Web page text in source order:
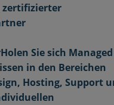
zertifizierter
Holen Sie sich Managed
in den Bereichen
Hosting, Support